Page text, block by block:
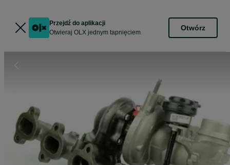
Przejdź do aplikacji
Otwieraj OLX jednym tapnięciem
Otwórz